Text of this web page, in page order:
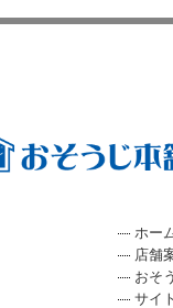
ホー
店舗
おそ
サイ